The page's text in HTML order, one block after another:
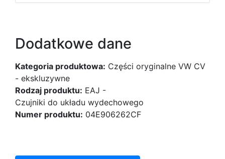
Dodatkowe dane
Kategoria produktowa: Części oryginalne VW CV
- ekskluzywne
Rodzaj produktu: EAJ -
Czujniki do układu wydechowego
Numer produktu: 04E906262CF